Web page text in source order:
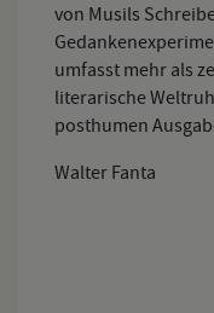
von Musils
umfasst mehr als
literarische
posthumen
Walter Fanta